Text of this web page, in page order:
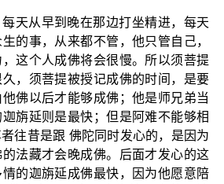
天从早到晚在那边打坐精进，每天
的事，从来都不管，他只管自己，
这个人成佛将会很慢。所以须菩提
，须菩提被授记成佛的时间，是要
佛以后才能够成佛；他是师兄弟当
旃延则是最快；但是阿难不能够相
往昔是跟 佛陀同时发心的，是因为
法藏才会晚成佛。后面才发心的这
的迦旃延成佛最快，因为他愿意陪